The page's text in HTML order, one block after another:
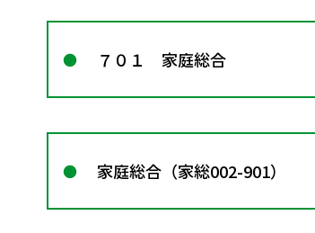
７０１ 家庭総合
家庭総合（家総002-901）